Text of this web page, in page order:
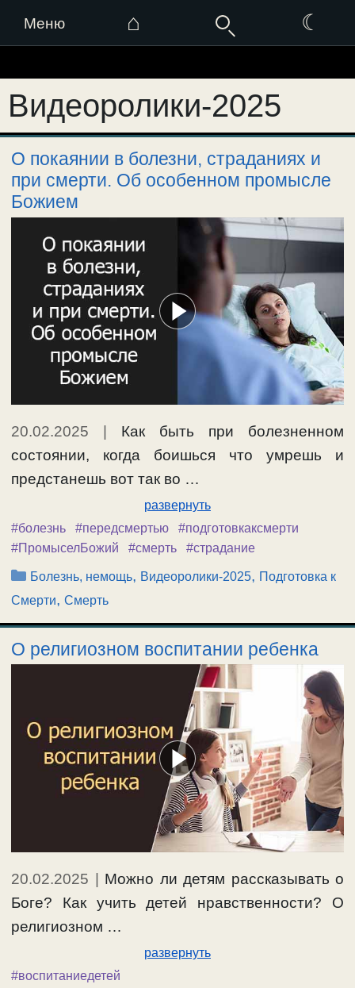
Меню ⌂ ☾
к
содержимому
Видеоролики-2025
О покаянии в болезни, страданиях и
при смерти. Об особенном промысле
Божием
20.02.2025 | Как быть при болезненном
состоянии, когда боишься что умрешь и
предстанешь вот так во …
развернуть
#болезнь
#передсмертью
#подготовкаксмерти
#ПромыселБожий
#смерть #страдание
Рубрики
Болезнь, немощь, Видеоролики-2025, Подготовка к
Смерти, Смерть
О религиозном воспитании ребенка
20.02.2025 | Можно ли детям рассказывать о
Боге? Как учить детей нравственности? О
религиозном …
развернуть
#воспитаниедетей